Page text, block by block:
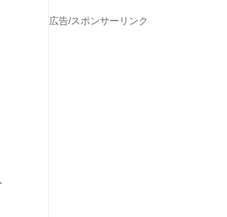
広告/スポンサーリンク